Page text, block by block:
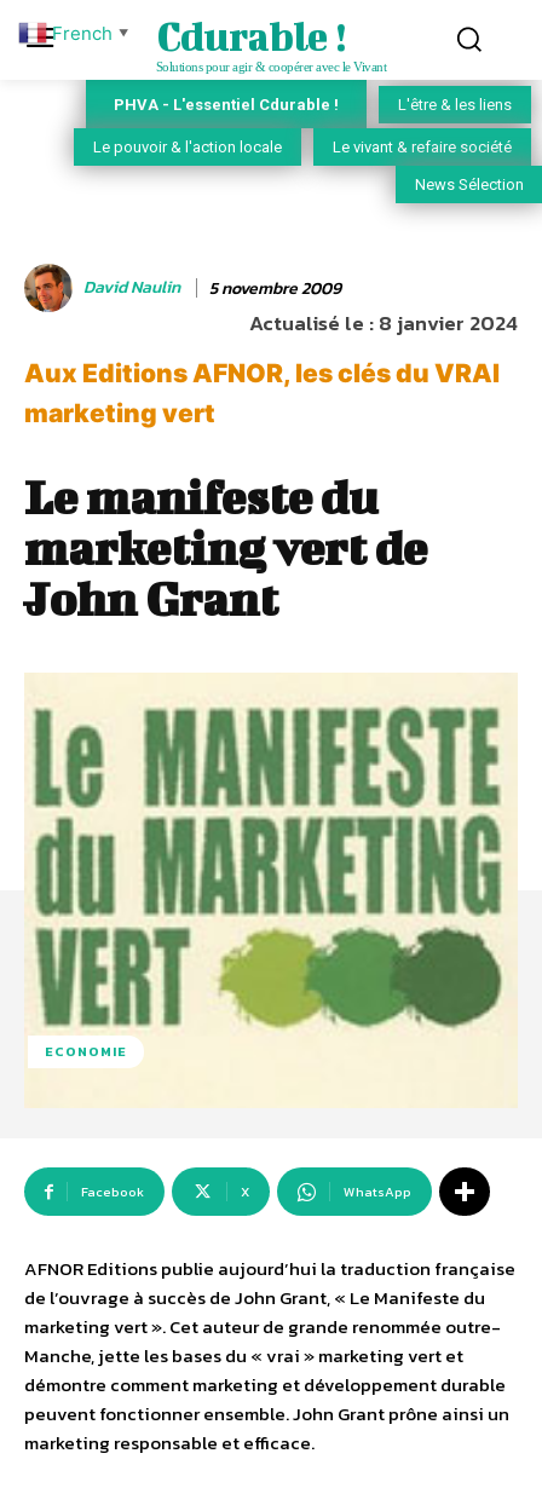
Cdurable !
Solutions pour agir & coopérer avec le Vivant
PHVA - L'essentiel Cdurable ! L'être & les liens
Le pouvoir & l'action locale Le vivant & refaire société
News Sélection
David Naulin 5 novembre 2009
Actualisé le :8 janvier 2024
Aux Editions AFNOR, les clés du VRAI
marketing vert
Le manifeste du
marketing vert de
John Grant
ECONOMIE
Facebook X WhatsApp
AFNOR Editions publie aujourd’hui la traduction française
de l’ouvrage à succès de John Grant, « Le Manifeste du
marketing vert ». Cet auteur de grande renommée outre-
Manche, jette les bases du « vrai » marketing vert et
démontre comment marketing et développement durable
peuvent fonctionner ensemble. John Grant prône ainsi un
marketing responsable et efficace.
French ▼